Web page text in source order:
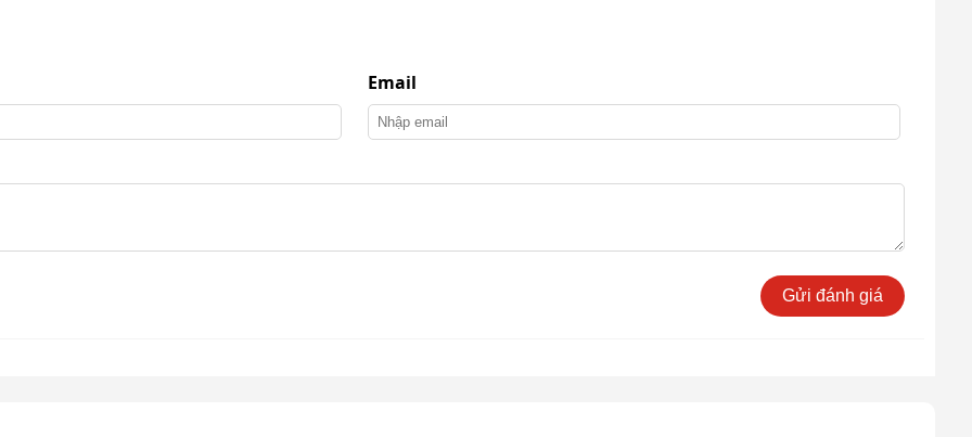
Email
Gửi đánh giá